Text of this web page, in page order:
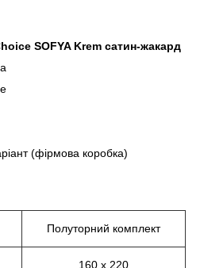
SOFYA Krem сатин-жакард
(фірмова коробка)
Полуторний комплект
160 х 220